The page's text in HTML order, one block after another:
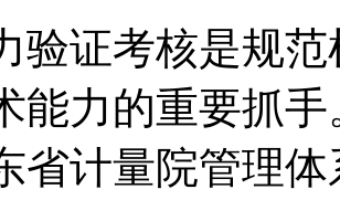
证考核是规范
能力的重要抓
省计量院管理